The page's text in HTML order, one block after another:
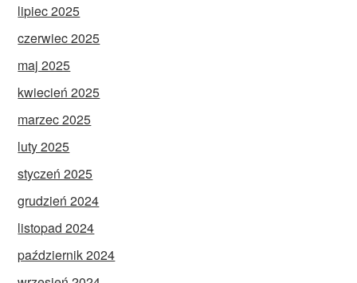
lipiec 2025
czerwiec 2025
maj 2025
kwiecień 2025
marzec 2025
luty 2025
styczeń 2025
grudzień 2024
listopad 2024
październik 2024